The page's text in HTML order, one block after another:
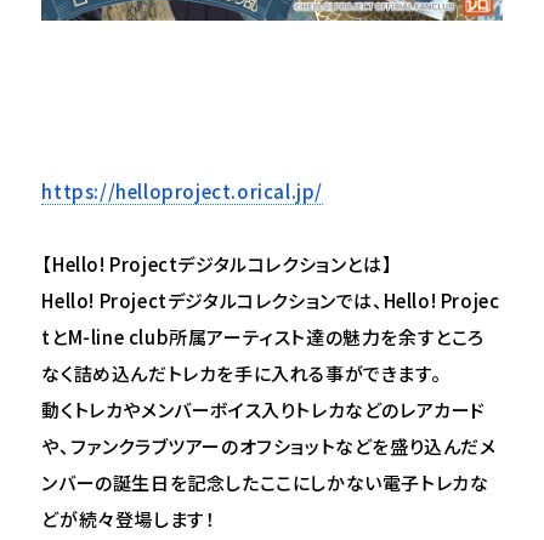
https://helloproject.orical.jp/
【Hello! Projectデジタルコレクションとは】
Hello! Projectデジタルコレクションでは、Hello! Projec
tとM-line club所属アーティスト達の魅力を余すところ
なく詰め込んだトレカを手に入れる事ができます。
動くトレカやメンバーボイス入りトレカなどのレアカード
や、ファンクラブツアーのオフショットなどを盛り込んだメ
ンバーの誕生日を記念したここにしかない電子トレカな
どが続々登場します！